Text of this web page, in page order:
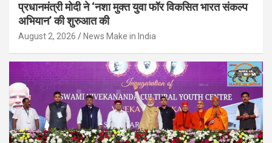
प्रधानमंत्री मोदी ने ‘नशा मुक्त युवा फॉर विकसित भारत संकल्प
अभियान’ की शुरुआत की
August 2, 2026 News Make in India